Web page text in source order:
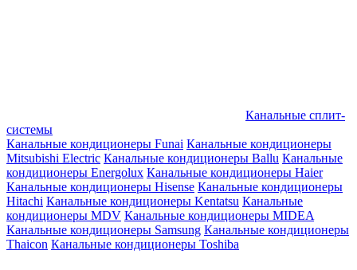
Канальные сплит-
системы
Канальные кондиционеры Funai Канальные кондиционеры
Mitsubishi Electric Канальные кондиционеры Ballu Канальные
кондиционеры Energolux Канальные кондиционеры Haier
Канальные кондиционеры Hisense Канальные кондиционеры
Hitachi Канальные кондиционеры Kentatsu Канальные
кондиционеры MDV Канальные кондиционеры MIDEA
Канальные кондиционеры Samsung Канальные кондиционеры
Thaicon Канальные кондиционеры Toshiba